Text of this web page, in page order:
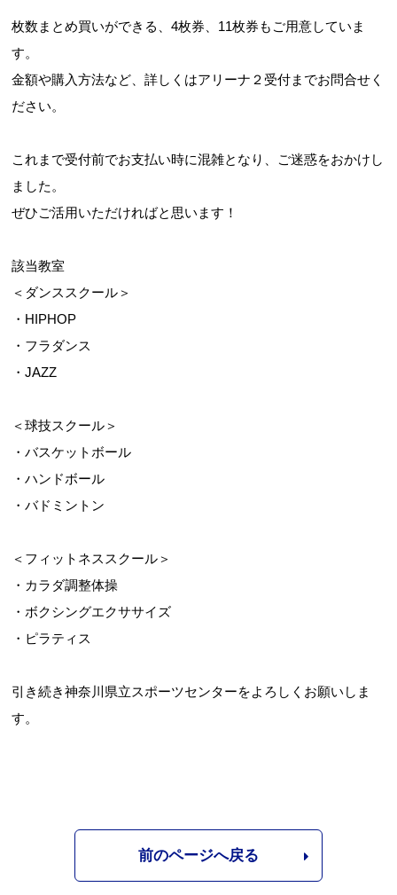
枚数まとめ買いができる、4枚券、11枚券もご用意していま
す。
金額や購入方法など、詳しくはアリーナ２受付までお問合せく
ださい。
これまで受付前でお支払い時に混雑となり、ご迷惑をおかけし
ました。
ぜひご活用いただければと思います！
該当教室
＜ダンススクール＞
・HIPHOP
・フラダンス
・JAZZ
＜球技スクール＞
・バスケットボール
・ハンドボール
・バドミントン
＜フィットネススクール＞
・カラダ調整体操
・ボクシングエクササイズ
・ピラティス
引き続き神奈川県立スポーツセンターをよろしくお願いしま
す。
前のページへ戻る